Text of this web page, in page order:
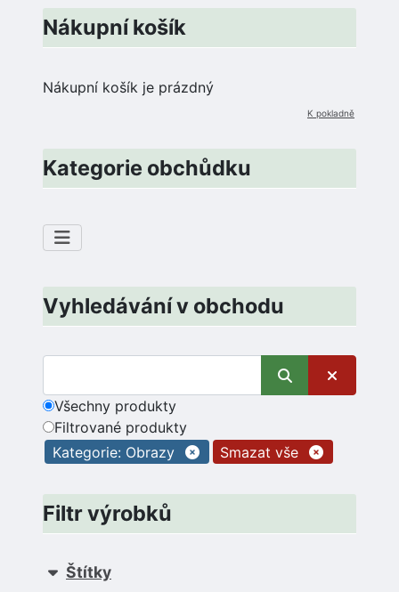
Nákupní košík
Nákupní košík je prázdný
K pokladně
Kategorie obchůdku
Vyhledávání v obchodu
Všechny produkty
Filtrované produkty
Kategorie: Obrazy
Smazat vše
Filtr výrobků
Štítky